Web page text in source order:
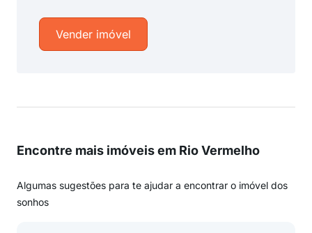
Vender imóvel
Encontre mais imóveis em Rio Vermelho
Algumas sugestões para te ajudar a encontrar o imóvel dos
sonhos